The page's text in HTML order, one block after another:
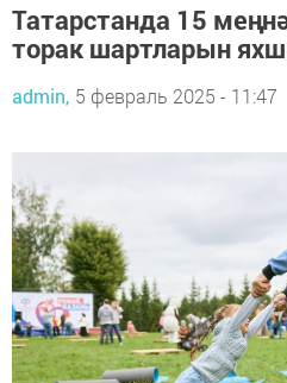
Татарстанда 15
торак шартларын
admin, 5 февраль 2025 - 11:47